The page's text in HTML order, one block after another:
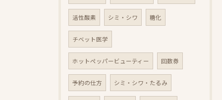
活性酸素 シミ・シワ 糖化
チベット医学
ホットペッパービューティー 回数券
予約の仕方 シミ・シワ・たるみ